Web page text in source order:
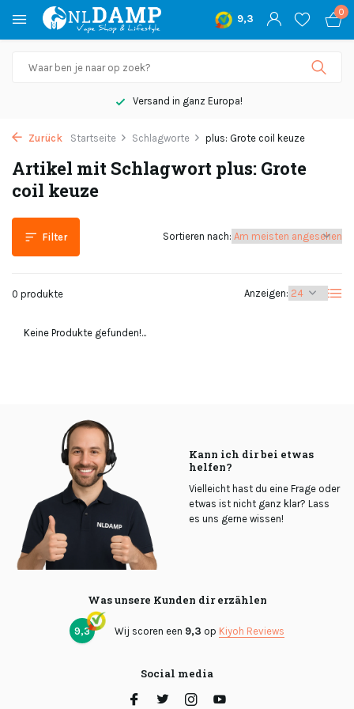
9,3
0
Versand in ganz Europa!
Zurück Startseite Schlagworte plus: Grote coil keuze
Artikel mit Schlagwort plus: Grote
coil keuze
Filter
0 produkte Anzeigen:
Sortieren nach:
Keine Produkte gefunden!...
Kann ich dir bei etwas
helfen?
Vielleicht hast du eine Frage oder
etwas ist nicht ganz klar? Lass
es uns gerne wissen!
Was unsere Kunden dir erzählen
9,3 Wij scoren een 9,3 op Kiyoh Reviews
Social media